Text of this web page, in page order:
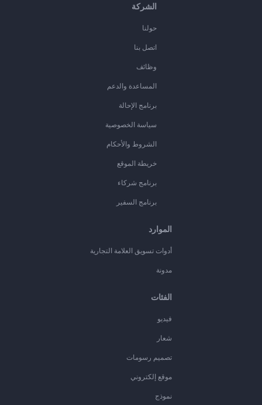
الشركة
حولنا
اتصل بنا
وظائف
المساعدة والدعم
برنامج الإحالة
سياسة الخصوصية
الشروط والأحكام
خريطة الموقع
برنامج شركاء
برنامج السفير
الموارد
أدوات تسويق العلامة التجارية
مدونة
الفئات
فيديو
شعار
تصميم رسومات
موقع إلكتروني
نموذج